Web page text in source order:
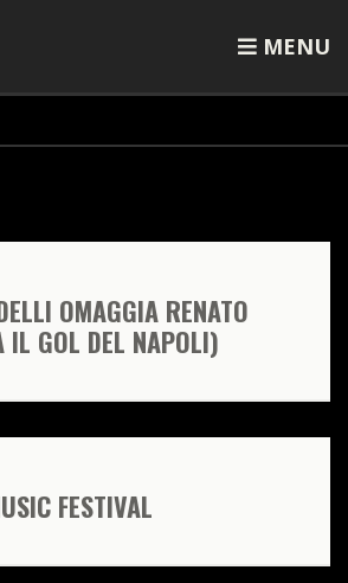
MENU
OMAGGIA RENATO
IL GOL DEL NAPOLI)
FESTIVAL